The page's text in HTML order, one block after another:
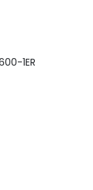
1ER